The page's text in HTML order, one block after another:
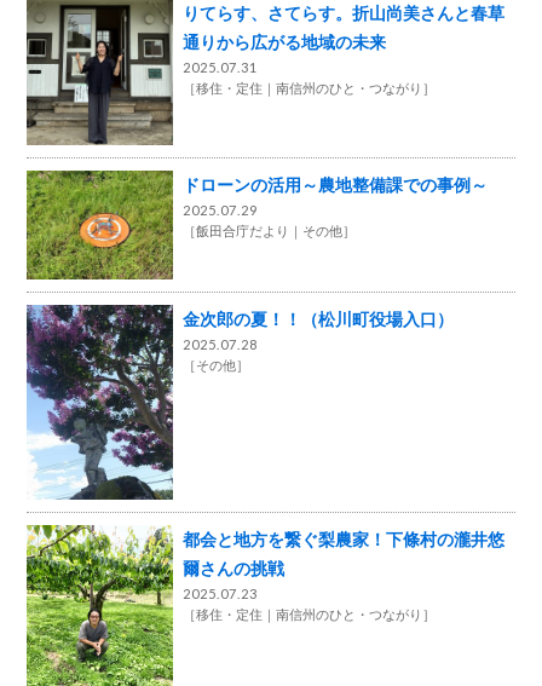
りてらす、さてらす。折山尚美さんと春草
通りから広がる地域の未来
2025.07.31
［移住・定住 南信州のひと・つながり ］
ドローンの活用～農地整備課での事例～
2025.07.29
［飯田合庁だより その他］
金次郎の夏！！（松川町役場入口）
2025.07.28
［その他］
都会と地方を繋ぐ梨農家！下條村の瀧井悠
爾さんの挑戦
2025.07.23
［移住・定住 南信州のひと・つながり ］